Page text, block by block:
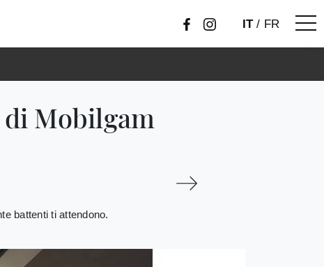
IT/ FR
Mobilgam
battenti ti attendono.